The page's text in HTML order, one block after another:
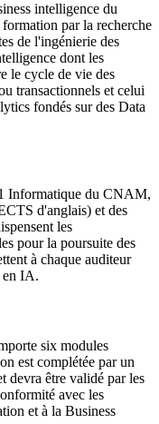
intelligence du
par la recherche
de l'ingénierie des
dont les
le cycle de vie des
transactionnels et celui
fondés sur des Data
Informatique du CNAM,
d'anglais) et des
les
pour la poursuite des
à chaque auditeur
en IA.
six modules
est complétée par un
devra être validé par les
avec les
et à la Business